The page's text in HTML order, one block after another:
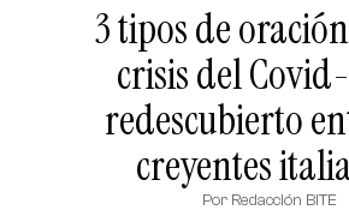
3 tipos de
crisis del
redescubierto
creyentes
Por Redacción BITE